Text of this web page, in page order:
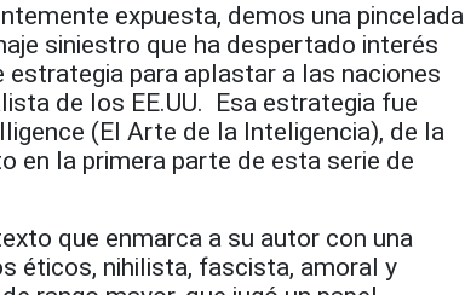
expuesta, demos una pincelada
siniestro que ha despertado interés
para aplastar a las naciones
de los EE.UU. Esa estrategia fue
(El Arte de la Inteligencia), de la
en la primera parte de esta serie de
que enmarca a su autor con una
éticos, nihilista, fascista, amoral y